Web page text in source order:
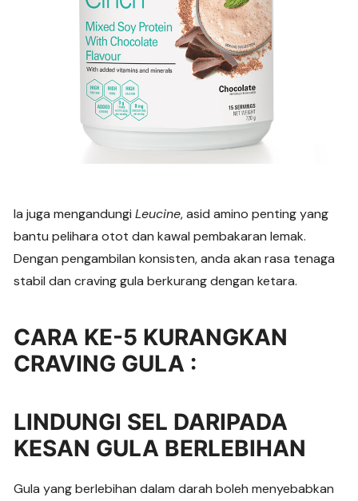
Ia juga mengandungiLeucine, asid amino penting yang
bantu pelihara otot dan kawal pembakaran lemak.
Dengan pengambilan konsisten, anda akan rasa tenaga
stabil dan craving gula berkurang dengan ketara.
CARA KE-5 KURANGKAN
CRAVING GULA :
LINDUNGI SEL DARIPADA
KESAN GULA BERLEBIHAN
Gula yang berlebihan dalam darah boleh menyebabkan